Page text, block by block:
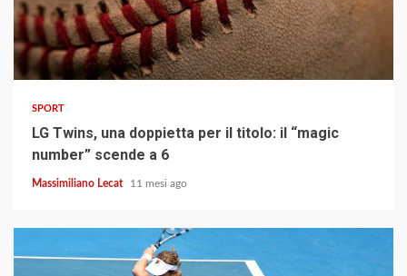
3 min read
SPORT
LG Twins, una doppietta per il titolo: il “magic
number” scende a 6
Massimiliano Lecat 11 mesi ago